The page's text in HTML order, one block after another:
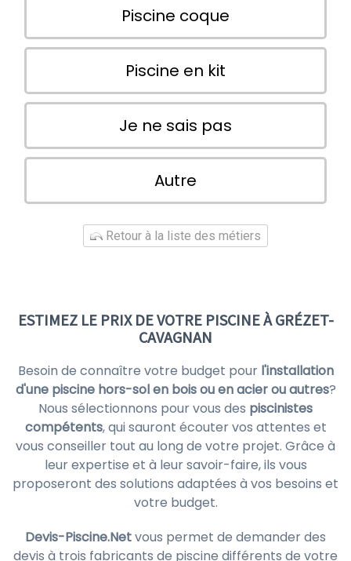
Piscine coque
Piscine en kit
Je ne sais pas
Autre
Retour à la liste des métiers
ESTIMEZ LE PRIX DE VOTRE PISCINE À GRÉZET-
CAVAGNAN
Besoin de connaître votre budget pour l'installation
d'une piscine hors-sol en bois ou en acier ou autres?
Nous sélectionnons pour vous des piscinistes
compétents, qui sauront écouter vos attentes et
vous conseiller tout au long de votre projet. Grâce à
leur expertise et à leur savoir-faire, ils vous
proposeront des solutions adaptées à vos besoins et
votre budget.
Devis-Piscine.Netvous permet de demander des
devis à trois fabricants de piscine différents de votre